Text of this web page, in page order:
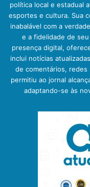
política local e estadual
esportes e cultura. Sua
inabalável com a
e a fidelidade de
presença digital,
inclui notícias
de comentários, redes
permitiu ao jornal
adaptando-se às